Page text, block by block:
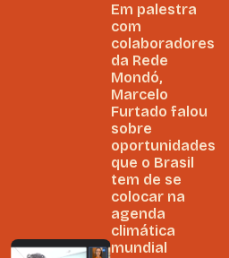
Em palestra
com
colaboradores
da Rede
Mondó,
Marcelo
Furtado falou
sobre
oportunidades
que o Brasil
tem de se
colocar na
agenda
climática
mundial